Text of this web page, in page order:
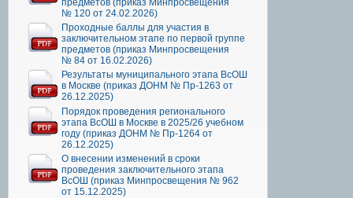
предметов (приказ Минпросвещения
№ 120 от 24.02.2026)
Проходные баллы для участия в
заключительном этапе по первой группе
предметов (приказ Минпросвещения
№ 84 от 16.02.2026)
Результаты муниципального этапа ВсОШ
в Москве (приказ ДОНМ № Пр-1263 от
26.12.2025)
Порядок проведения регионального
этапа ВсОШ в Москве в 2025/26 учебном
году (приказ ДОНМ № Пр-1264 от
26.12.2025)
О внесении изменений в сроки
проведения заключительного этапа
ВсОШ (приказ Минпросвещения № 962
от 15.12.2025)